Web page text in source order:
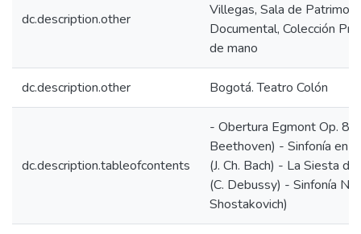
dc.description.other
Villegas, Sala de
Documental, Colección
de mano
dc.description.other Bogotá. Teatro Colón
dc.description.tableofcontents
- Obertura Egmont Op. 84
Beethoven) - Sinfonía en
(J. Ch. Bach) - La Siesta
(C. Debussy) - Sinfonía
Shostakovich)